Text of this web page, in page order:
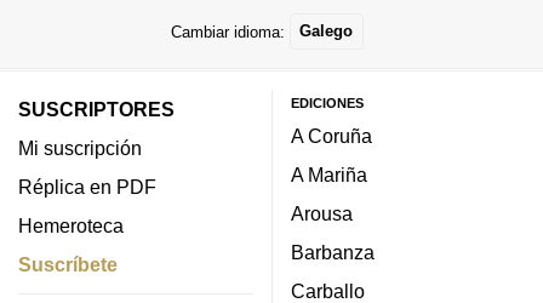
Cambiar idioma: Galego
SUSCRIPTORES
Mi suscripción
Réplica en PDF
Hemeroteca
Suscríbete
EDICIONES
A Coruña
A Mariña
Arousa
Barbanza
Carballo